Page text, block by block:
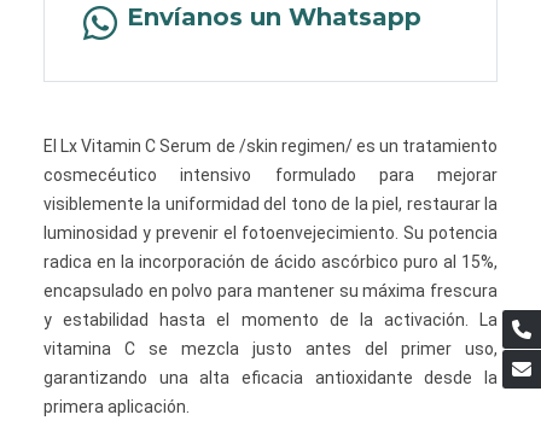
Envíanos un Whatsapp
El Lx Vitamin C Serum de /skin regimen/ es un tratamiento
cosmecéutico intensivo formulado para mejorar
visiblemente la uniformidad del tono de la piel, restaurar la
luminosidad y prevenir el fotoenvejecimiento. Su potencia
radica en la incorporación de ácido ascórbico puro al 15%,
encapsulado en polvo para mantener su máxima frescura
y estabilidad hasta el momento de la activación. La
vitamina C se mezcla justo antes del primer uso,
garantizando una alta eficacia antioxidante desde la
primera aplicación.